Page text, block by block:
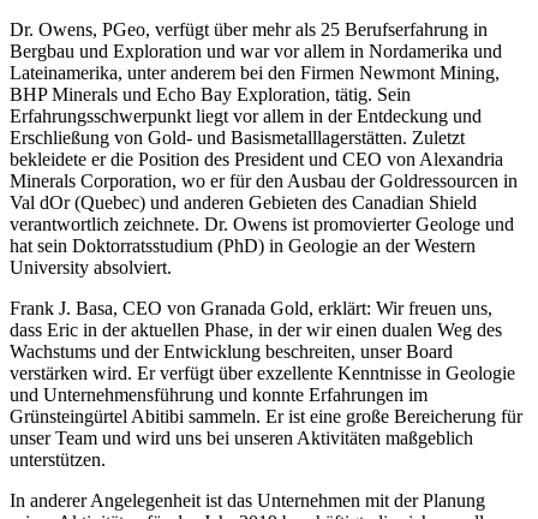
Dr. Owens, PGeo, verfügt über mehr als 25 Berufserfahrung in
Bergbau und Exploration und war vor allem in Nordamerika und
Lateinamerika, unter anderem bei den Firmen Newmont Mining,
BHP Minerals und Echo Bay Exploration, tätig. Sein
Erfahrungsschwerpunkt liegt vor allem in der Entdeckung und
Erschließung von Gold- und Basismetalllagerstätten. Zuletzt
bekleidete er die Position des President und CEO von Alexandria
Minerals Corporation, wo er für den Ausbau der Goldressourcen in
Val dOr (Quebec) und anderen Gebieten des Canadian Shield
verantwortlich zeichnete. Dr. Owens ist promovierter Geologe und
hat sein Doktorratsstudium (PhD) in Geologie an der Western
University absolviert.
Frank J. Basa, CEO von Granada Gold, erklärt: Wir freuen uns,
dass Eric in der aktuellen Phase, in der wir einen dualen Weg des
Wachstums und der Entwicklung beschreiten, unser Board
verstärken wird. Er verfügt über exzellente Kenntnisse in Geologie
und Unternehmensführung und konnte Erfahrungen im
Grünsteingürtel Abitibi sammeln. Er ist eine große Bereicherung für
unser Team und wird uns bei unseren Aktivitäten maßgeblich
unterstützen.
In anderer Angelegenheit ist das Unternehmen mit der Planung